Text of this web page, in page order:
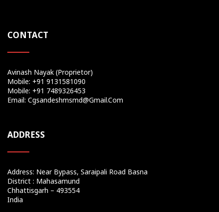
CONTACT
Avinash Nayak (Proprietor)
Mobile: +91 9131581090
Mobile: +91 7489326453
Email: Cgsandeshmsmd@gmail.com
ADDRESS
Address: Near Bypass, Saraipali Road Basna
District : Mahasamund
Chhattisgarh – 493554
India